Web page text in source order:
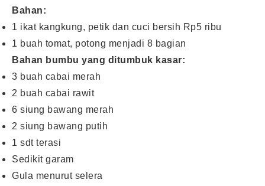
Bahan:
1 ikat kangkung, petik dan cuci bersih Rp5 ribu
1 buah tomat, potong menjadi 8 bagian
Bahan bumbu yang ditumbuk kasar:
3 buah cabai merah
2 buah cabai rawit
6 siung bawang merah
2 siung bawang putih
1 sdt terasi
Sedikit garam
Gula menurut selera